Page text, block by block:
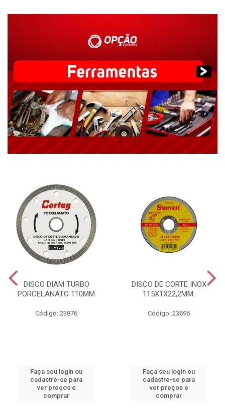
DISCO DIAM TURBO
PORCELANATO 110MM
Código: 23876
Faça seu login ou
cadastre-se para
ver preços e
comprar
DISCO DE CORTE INOX
115X1X22,2MM.
Código: 23696
Faça seu login ou
cadastre-se para
ver preços e
comprar